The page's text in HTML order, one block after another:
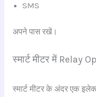
SMS
अपने पास रखें।
स्मार्ट मीटर में Relay
स्मार्ट मीटर के अंदर एक